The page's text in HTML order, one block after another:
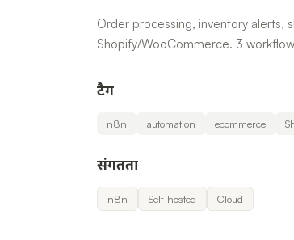
Order processing, inventory alerts,
Shopify/WooCommerce. 3
टैग
n8n automation ecommerce
संगतता
n8n Self-hosted Cloud